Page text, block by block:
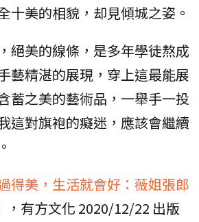
十美的相貌，却見傾城之姿。
絕美的線條，是多年學徒熬成
藝精湛的展現，穿上這最能展
蓄之美的藝術品，一舉手一投
這對旗袍的癡迷，應該會繼續
得美，生活就會好：薇姐張郎
，有方文化 2020/12/22 出版